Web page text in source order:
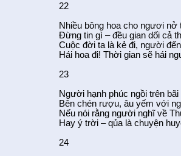
22
Nhiều bông hoa cho ngươi nở
Đừng tin gì – đều gian dối cả
Cuộc đời ta là kẻ đi, người đến
Hái hoa đi! Thời gian sẽ hái
23
Người hạnh phúc ngồi trên
Bên chén rượu, âu yếm với
Nếu nói rằng người nghĩ về
Hay ý trời – qủa là chuyện
24